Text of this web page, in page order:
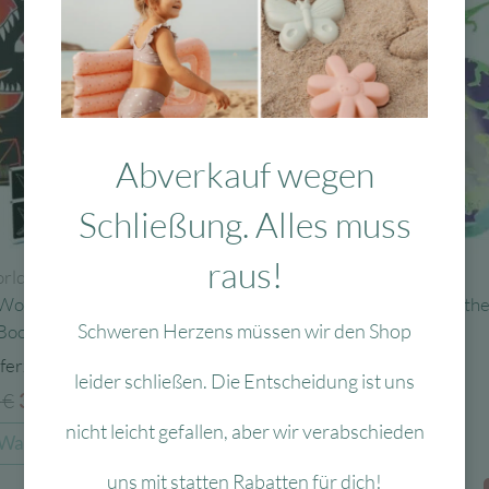
Zur Wunschliste
& Action
Magic Scratch
€ Ursprünglicher
Preis
war:
3,48
Preis
3,48 €.
Depesche Dino World Glow in
Sticker
3,95
Preis
3,95 €
1,38
Weiterlesen
Abverkauf wegen
Schließung. Alles muss
raus!
Schweren Herzens müssen wir den Shop
leider schließen. Die Entscheidung ist uns
nicht leicht gefallen, aber wir verabschieden
uns mit statten Rabatten für dich!